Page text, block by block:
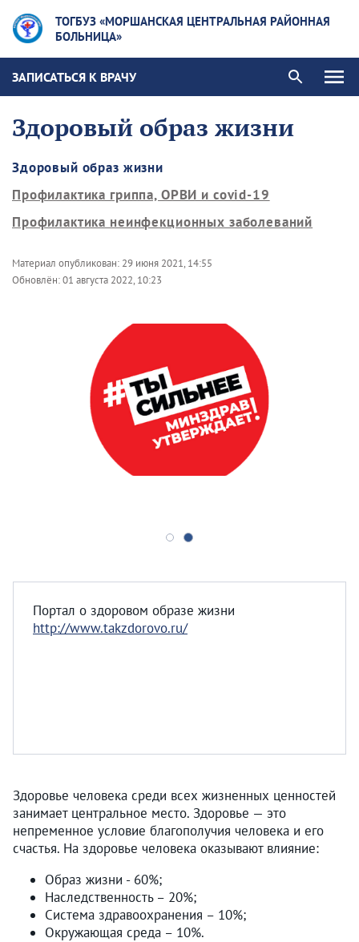
ТОГБУЗ «МОРШАНСКАЯ ЦЕНТРАЛЬНАЯ РАЙОННАЯ
БОЛЬНИЦА»
ЗАПИСАТЬСЯ К ВРАЧУ
Здоровый образ жизни
Здоровый образ жизни
Профилактика гриппа, ОРВИ и covid-19
Профилактика неинфекционных заболеваний
Материал опубликован: 29 июня 2021, 14:55
Обновлён:01 августа 2022, 10:23
Портал о здоровом образе жизни
http://www.takzdorovo.ru/
Здоровье человека среди всех жизненных ценностей
занимает центральное место. Здоровье — это
непременное условие благополучия человека и его
счастья. На здоровье человека оказывают влияние:
Образ жизни - 60%;
Наследственность – 20%;
Система здравоохранения – 10%;
Окружающая среда – 10%.